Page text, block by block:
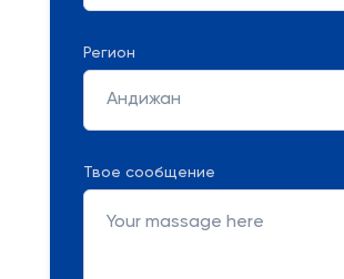
Регион
Андижан
Твое сообщение